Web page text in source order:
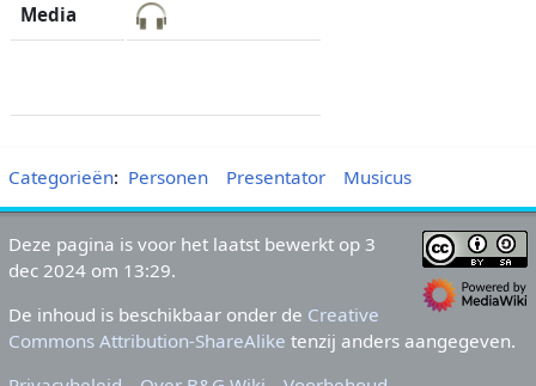
Media
Categorieën: Personen Presentator Musicus
Deze pagina is voor het laatst bewerkt op 3
dec 2024 om 13:29.
De inhoud is beschikbaar onder de Creative
Commons Attribution-ShareAlike tenzij anders aangegeven.